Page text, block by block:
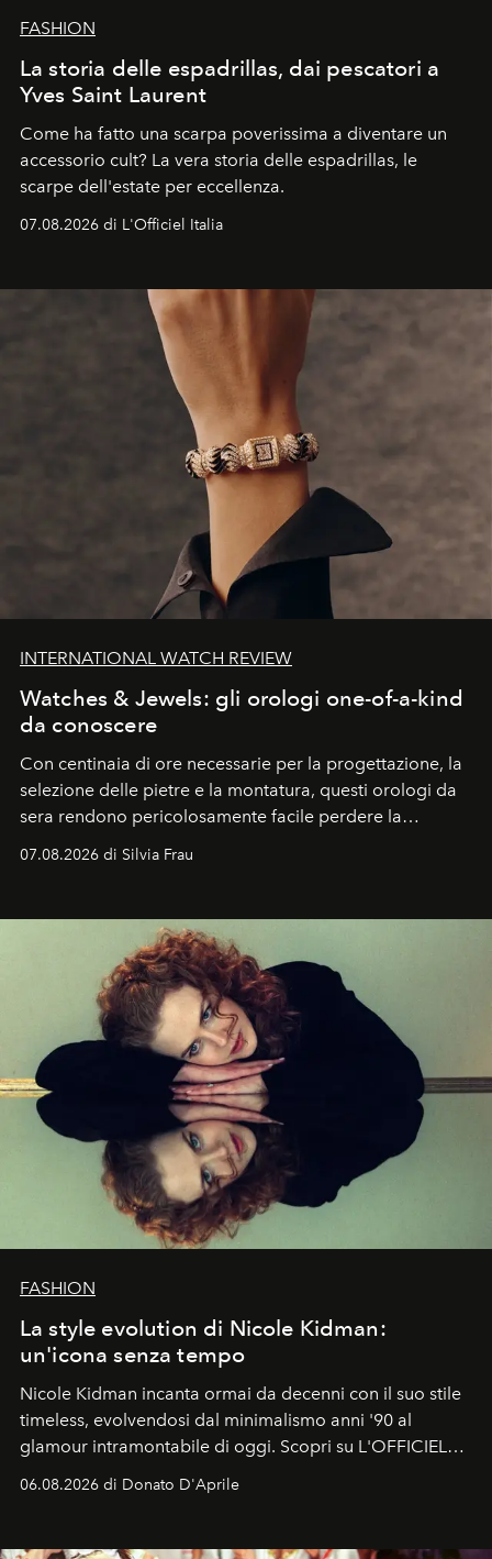
FASHION
La storia delle espadrillas, dai pescatori a
Yves Saint Laurent
Come ha fatto una scarpa poverissima a diventare un
accessorio cult? La vera storia delle espadrillas, le
scarpe dell'estate per eccellenza.
07.08.2026 di L'Officiel Italia
INTERNATIONAL WATCH REVIEW
Watches & Jewels: gli orologi one-of-a-kind
da conoscere
Con centinaia di ore necessarie per la progettazione, la
selezione delle pietre e la montatura, questi orologi da
sera rendono pericolosamente facile perdere la
cognizione del tempo. Ma con quadranti così
07.08.2026 di Silvia Frau
FASHION
La style evolution di Nicole Kidman:
un'icona senza tempo
Nicole Kidman incanta ormai da decenni con il suo stile
timeless, evolvendosi dal minimalismo anni '90 al
glamour intramontabile di oggi. Scopri su L'OFFICIEL
Italia la sua style evolution.
06.08.2026 di Donato D'Aprile